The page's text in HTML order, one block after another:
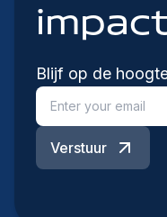
Blijf op de
Verstuur